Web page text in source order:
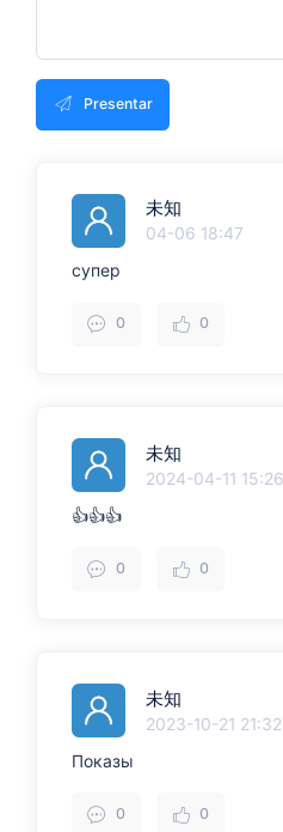
Presentar
未知
04-06 18:47
супер
0 0
未知
2024-04-11 15:26
👍👍👍
0 0
未知
2023-10-21 21:32
Показы
0 0